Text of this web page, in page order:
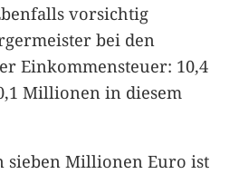
vorsichtig
bei den
Einkommensteuer: 10,4
Millionen in diesem
sieben Millionen Euro ist